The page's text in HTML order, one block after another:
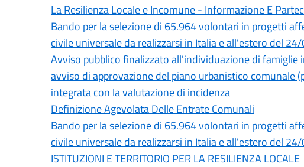
La Resilienza Locale e Incomune - Informazione E
Bando per la selezione di 65.964 volontari in progetti
civile universale da realizzarsi in Italia e all'estero del
Avviso pubblico finalizzato all'individuazione di
avviso di approvazione del piano urbanistico comunale
integrata con la valutazione di incidenza
Definizione Agevolata Delle Entrate Comunali
Bando per la selezione di 65.964 volontari in progetti
civile universale da realizzarsi in Italia e all'estero del
ISTITUZIONI E TERRITORIO PER LA RESILIENZA LOCALE